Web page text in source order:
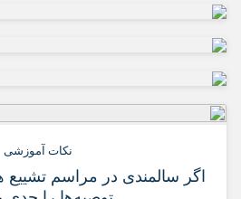
نکات آموزشی
اگر سالمندی در مراسم